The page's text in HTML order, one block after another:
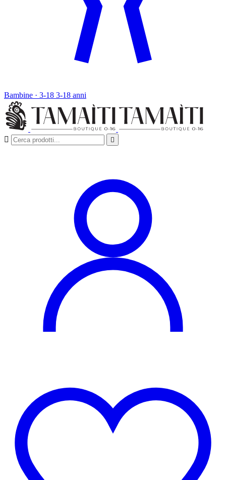
Bambine · 3-18 3-18 anni
 